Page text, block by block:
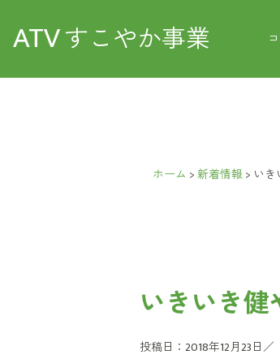
ATVすこやか事業
ホーム >新着情報> い
いきいき健
投稿日：2018年12月23日／